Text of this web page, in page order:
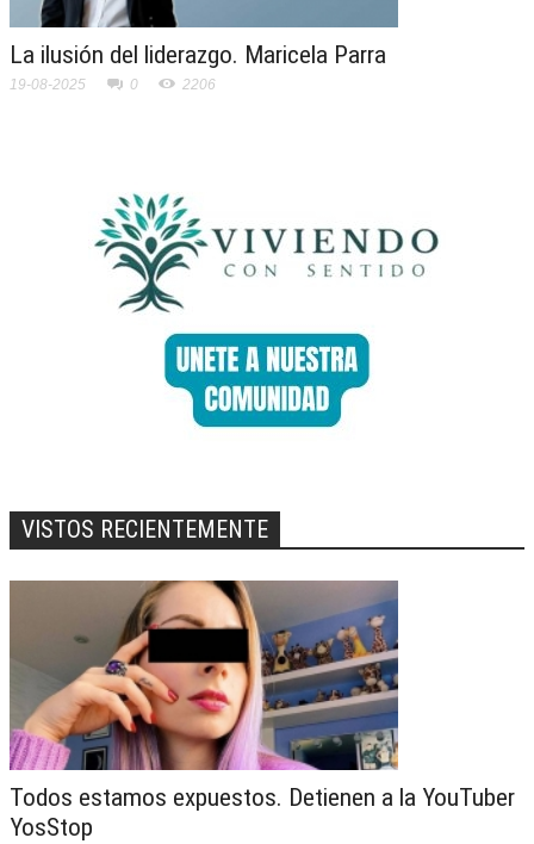
La ilusión del liderazgo. Maricela Parra
19-08-2025 0 2206
VISTOS RECIENTEMENTE
Todos estamos expuestos. Detienen a la YouTuber
YosStop